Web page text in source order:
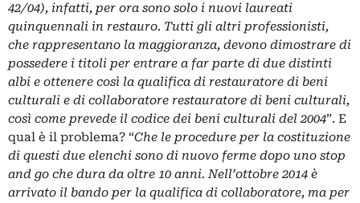
42/04), infatti, per ora sono solo i nuovi laureati
quinquennali in restauro. Tutti gli altri professionisti,
che rappresentano la maggioranza, devono dimostrare di
possedere i titoli per entrare a far parte di due distinti
albi e ottenere così la qualifica di restauratore di beni
culturali e di collaboratore restauratore di beni culturali,
così come prevede il codice dei beni culturali del 2004”. E
qual è il problema? “Che le procedure per la costituzione
di questi due elenchi sono di nuovo ferme dopo uno stop
and go che dura da oltre 10 anni. Nell’ottobre 2014 è
arrivato il bando per la qualifica di collaboratore, ma per